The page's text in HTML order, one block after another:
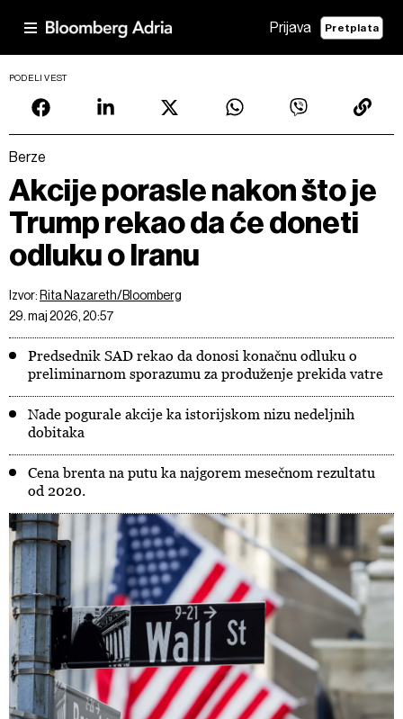
Prijava Pretplata
PODELI VEST
Berze
Akcije porasle nakon što je
Trump rekao da će doneti
odluku o Iranu
Izvor: Rita Nazareth/Bloomberg
29. maj 2026, 20:57
Predsednik SAD rekao da donosi konačnu odluku o
preliminarnom sporazumu za produženje prekida vatre
Nade pogurale akcije ka istorijskom nizu nedeljnih
dobitaka
Cena brenta na putu ka najgorem mesečnom rezultatu
od 2020.